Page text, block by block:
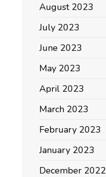
August 2023
July 2023
June 2023
May 2023
April 2023
March 2023
February 2023
January 2023
December 2022